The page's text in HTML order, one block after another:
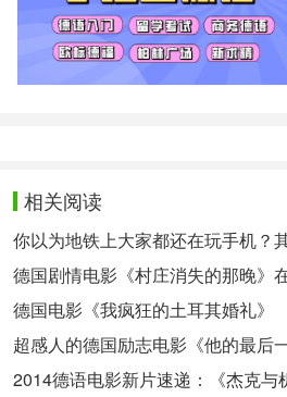
相关阅读
你以为地铁上大家都还在玩手机？
德国剧情电影《村庄消失的那晚》
德国电影《我疯狂的土耳其婚礼》
超感人的德国励志电影《他的最后
2014德语电影新片速递：《杰克与